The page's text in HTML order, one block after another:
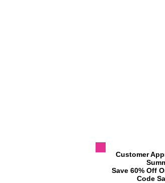
​Customer
​Save 60% Off
​Code